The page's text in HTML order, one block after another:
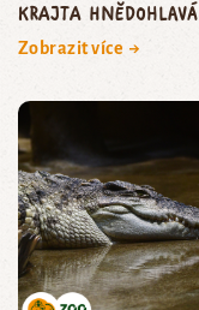
krajta hnědohlavá
Zobrazit více →